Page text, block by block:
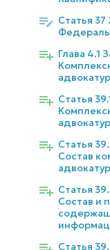
Статья
Глава 4.1
Статья
Статья
Состав
Статья
Состав и
Статья